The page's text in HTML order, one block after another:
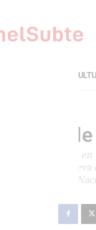
de
(RER), que
una nueva
con